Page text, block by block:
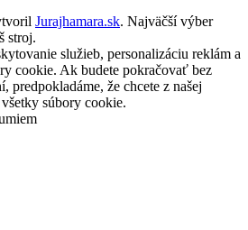
Jurajhamara.sk. Najväčší výber
stroj.
služieb, personalizáciu reklám a
cookie. Ak budete pokračovať bez
predpokladáme, že chcete z našej
súbory cookie.